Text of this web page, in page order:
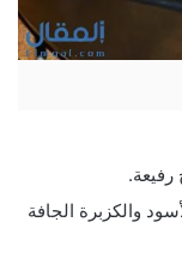
والكزبرة الجافة